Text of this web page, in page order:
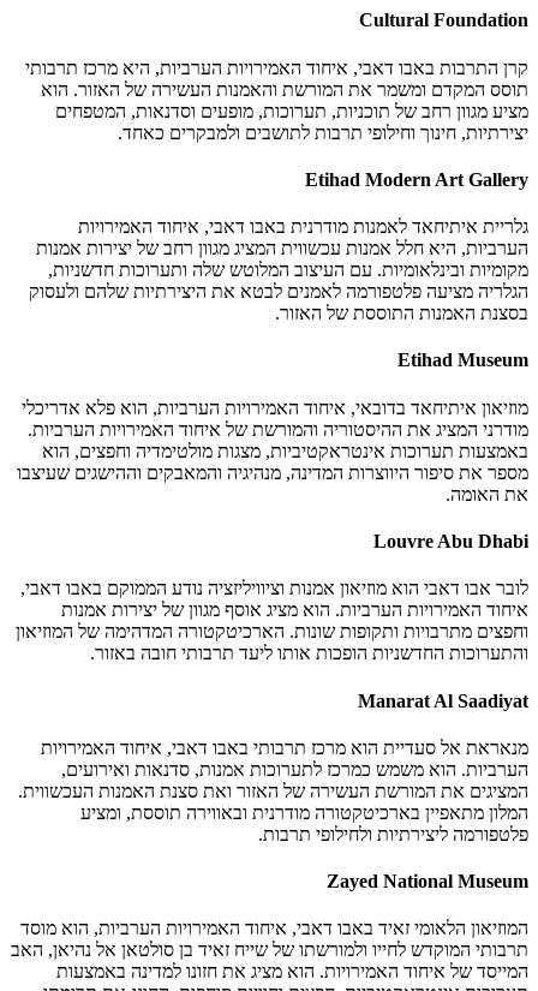
Cultural Foundation
קרן התרבות באבו דאבי, איחוד האמירויות הערביות, היא מרכז תרבותי
תוסס המקדם ומשמר את המורשת והאמנות העשירה של האזור. הוא
מציע מגוון רחב של תוכניות, תערוכות, מופעים וסדנאות, המטפחים
יצירתיות, חינוך וחילופי תרבות לתושבים ולמבקרים כאחד.
Etihad Modern Art Gallery
גלריית איתיחאד לאמנות מודרנית באבו דאבי, איחוד האמירויות
הערביות, היא חלל אמנות עכשווית המציג מגוון רחב של יצירות אמנות
מקומיות ובינלאומיות. עם העיצוב המלוטש שלה ותערוכות חדשניות,
הגלריה מציעה פלטפורמה לאמנים לבטא את היצירתיות שלהם ולעסוק
בסצנת האמנות התוססת של האזור.
Etihad Museum
מוזיאון איתיחאד בדובאי, איחוד האמירויות הערביות, הוא פלא אדריכלי
מודרני המציג את ההיסטוריה והמורשת של איחוד האמירויות הערביות.
באמצעות תערוכות אינטראקטיביות, מצגות מולטימדיה וחפצים, הוא
מספר את סיפור היווצרות המדינה, מנהיגיה והמאבקים וההישגים שעיצבו
את האומה.
Louvre Abu Dhabi
לובר אבו דאבי הוא מוזיאון אמנות וציוויליזציה נודע הממוקם באבו דאבי,
איחוד האמירויות הערביות. הוא מציג אוסף מגוון של יצירות אמנות
וחפצים מתרבויות ותקופות שונות. הארכיטקטורה המדהימה של המוזיאון
והתערוכות החדשניות הופכות אותו ליעד תרבותי חובה באזור.
Manarat Al Saadiyat
מנאראת אל סעדיית הוא מרכז תרבותי באבו דאבי, איחוד האמירויות
הערביות. הוא משמש כמרכז לתערוכות אמנות, סדנאות ואירועים,
המציגים את המורשת העשירה של האזור ואת סצנת האמנות העכשווית.
המלון מתאפיין בארכיטקטורה מודרנית ובאווירה תוססת, ומציע
פלטפורמה ליצירתיות ולחילופי תרבות.
Zayed National Museum
המוזיאון הלאומי זאיד באבו דאבי, איחוד האמירויות הערביות, הוא מוסד
תרבותי המוקדש לחייו ולמורשתו של שייח זאיד בן סולטאן אל נהיאן, האב
המייסד של איחוד האמירויות. הוא מציג את חזונו למדינה באמצעות